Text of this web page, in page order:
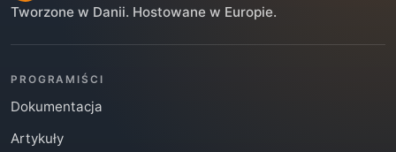
Tworzone w Danii. Hostowane w Europie.
PROGRAMIŚCI
Dokumentacja
Artykuły